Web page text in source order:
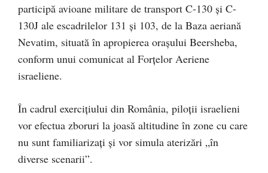
participă avioane militare de transport C-130 şi C-
130J ale escadrilelor 131 şi 103, de la Baza aeriană
Nevatim, situată în apropierea oraşului Beersheba,
conform unui comunicat al Forţelor Aeriene
israeliene.
În cadrul exerciţiului din România, piloţii israelieni
vor efectua zboruri la joasă altitudine în zone cu care
nu sunt familiarizaţi şi vor simula aterizări „în
diverse scenarii”.